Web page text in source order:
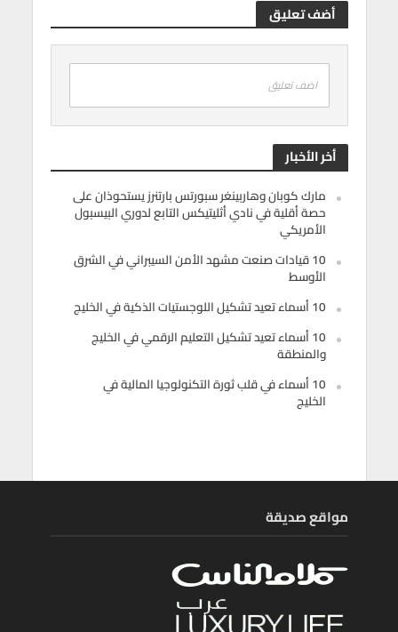
أضف تعليق
اضف تعليق
أخر الأخبار
مارك كوبان وهاربينغر سبورتس بارتنرز يستحوذان على
حصة أقلية في نادي أثليتيكس التابع لدوري البيسبول
الأمريكي
10 قيادات صنعت مشهد الأمن السيبراني في الشرق
الأوسط
10 أسماء تعيد تشكيل اللوجستيات الذكية في الخليج
10 أسماء تعيد تشكيل التعليم الرقمي في الخليج
والمنطقة
10 أسماء في قلب ثورة التكنولوجيا المالية في
الخليج
مواقع صديقة